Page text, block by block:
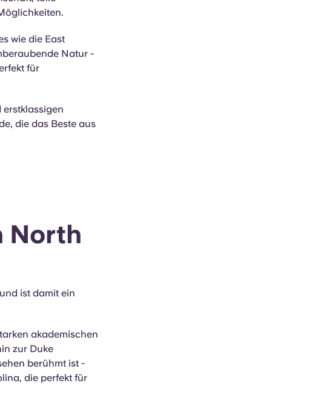
wie die East
Natur -
für
die das Beste aus
North
ist damit ein
akademischen
zur Duke
berühmt ist -
die perfekt für